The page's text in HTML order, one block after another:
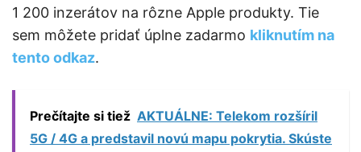
1 200 inzerátov na rôzne Apple produkty. Tie
sem môžete pridať úplne zadarmo kliknutím na
tento odkaz.
Prečítajte si tiež AKTUÁLNE: Telekom rozšíril
5G / 4G a predstavil novú mapu pokrytia. Skúste